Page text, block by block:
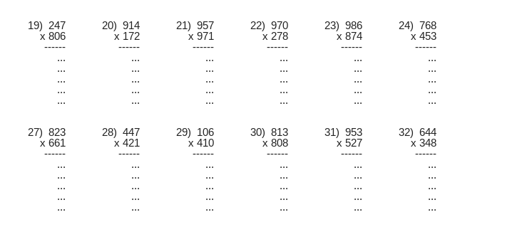
19) 247 20) 914 21) 957 22) 970 23) 986
24) 768
x 806 x 172 x 971 x 278 x 874
x 453
------ ------ ------ ------ ------
------
... ... ... ... ...
...
... ... ... ... ...
...
... ... ... ... ...
...
... ... ... ... ...
...
... ... ... ... ... ...
27) 823 28) 447 29) 106 30) 813 31) 953
32) 644
x 661 x 421 x 410 x 808 x 527
x 348
------ ------ ------ ------ ------
------
... ... ... ... ...
...
... ... ... ... ...
...
... ... ... ... ...
...
... ... ... ... ...
...
... ... ... ... ... ...